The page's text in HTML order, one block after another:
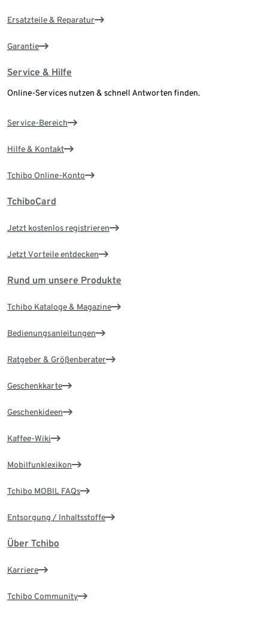
Ersatzteile & Reparatur
Garantie
Service & Hilfe
Online-Services nutzen & schnell Antworten finden.
Service-Bereich
Hilfe & Kontakt
Tchibo Online-Konto
TchiboCard
Jetzt kostenlos registrieren
Jetzt Vorteile entdecken
Rund um unsere Produkte
Tchibo Kataloge & Magazine
Bedienungsanleitungen
Ratgeber & Größenberater
Geschenkkarte
Geschenkideen
Kaffee-Wiki
Mobilfunklexikon
Tchibo MOBIL FAQs
Entsorgung / Inhaltsstoffe
Über Tchibo
Karriere
Tchibo Community